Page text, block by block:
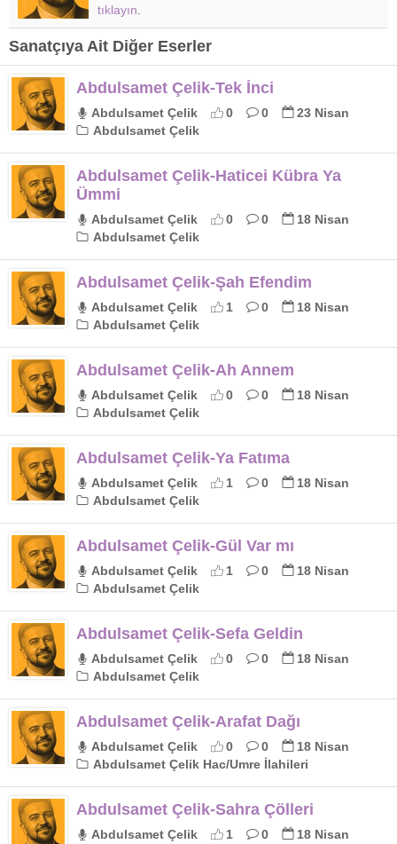
tıklayın
Sanatçıya Ait Diğer Eserler
Abdulsamet Çelik-Tek İnci
Abdulsamet Çelik 0 0
23 Nisan
Abdulsamet Çelik
Abdulsamet Çelik-Haticei Kübra Ya
Ümmi
Abdulsamet Çelik 0 0
18 Nisan
Abdulsamet Çelik
Abdulsamet Çelik-Şah Efendim
Abdulsamet Çelik 1 0
18 Nisan
Abdulsamet Çelik
Abdulsamet Çelik-Ah Annem
Abdulsamet Çelik 0 0
18 Nisan
Abdulsamet Çelik
Abdulsamet Çelik-Ya Fatıma
Abdulsamet Çelik 1 0
18 Nisan
Abdulsamet Çelik
Abdulsamet Çelik-Gül Var mı
Abdulsamet Çelik 1 0
18 Nisan
Abdulsamet Çelik
Abdulsamet Çelik-Sefa Geldin
Abdulsamet Çelik 0 0
18 Nisan
Abdulsamet Çelik
Abdulsamet Çelik-Arafat Dağı
Abdulsamet Çelik 0 0
18 Nisan
Abdulsamet Çelik Hac/Umre İlahileri
Abdulsamet Çelik-Sahra Çölleri
Abdulsamet Çelik 1 0
18 Nisan